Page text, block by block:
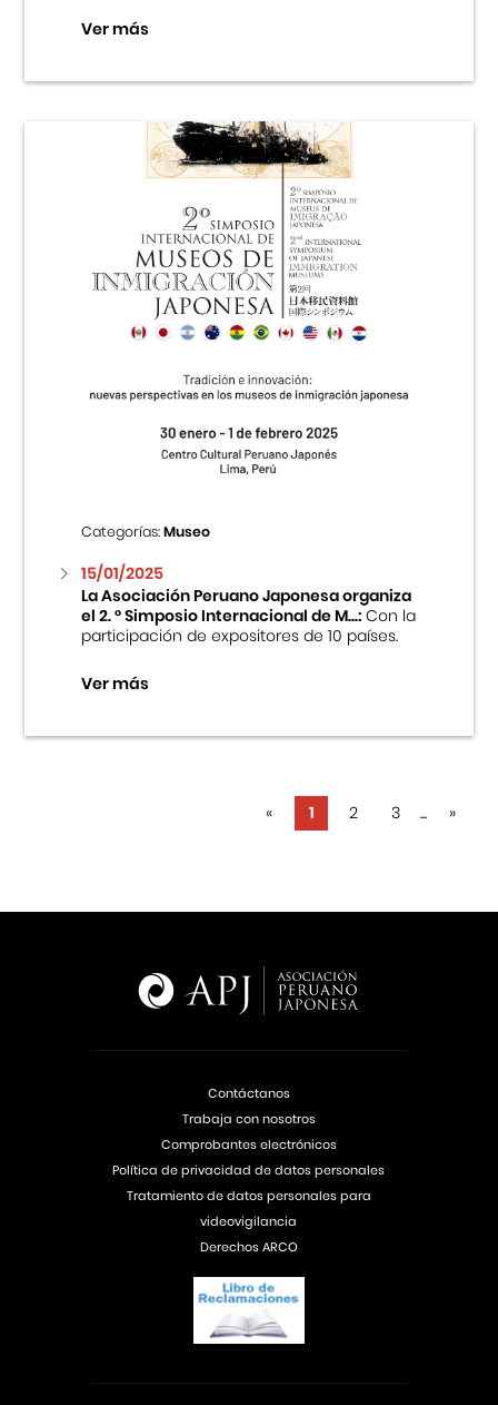
Ver más
Categorías:Museo
15/01/2025
La Asociación Peruano Japonesa organiza
el 2. ° Simposio Internacional de M...:Con la
participación de expositores de 10 países.
Ver más
« 1 2 3 ... »
Contáctanos
Trabaja con nosotros
Comprobantes electrónicos
Política de privacidad de datos personales
Tratamiento de datos personales para
videovigilancia
Derechos ARCO